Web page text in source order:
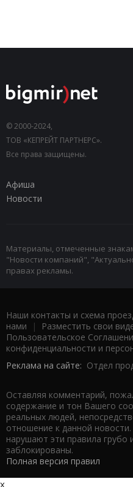
© 2000-2024,
ТОВ «КЕПРЕЙТ ПАРТНЕРС».
Все права защищены.
Афиша
Новости
Материалы, отмеченные
"Новости компаний",
правах рекламы.
Наши контакты и схема
нами | Разместить свои
Пользовательское
конфиденциальности и
Реклама на сайте: Отдел
Оставляя комментарий,
содержание и тон Вашего
реальных людей,
отношение к данной
нарушают эти правила грубо
заблокированы.
Полная версия правил
x